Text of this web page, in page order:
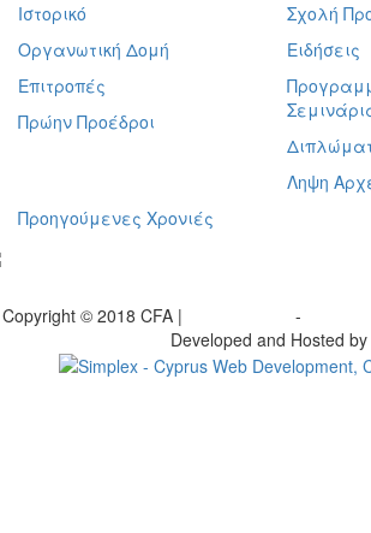
Ιστορικό
Οργανωτική Δομή
Επιτροπές
Πρώην Προέδροι
Σχολή
Ειδήσεις
Ληψη
Προηγούμενες Χρονιές
Copyright © 2018 CFA | -
Developed and Hosted by